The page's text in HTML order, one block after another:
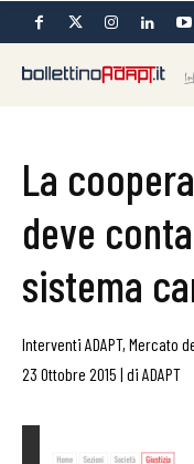
La
deve
sistema
Interventi ADAPT, Mercato
23 Ottobre 2015 | di ADAPT